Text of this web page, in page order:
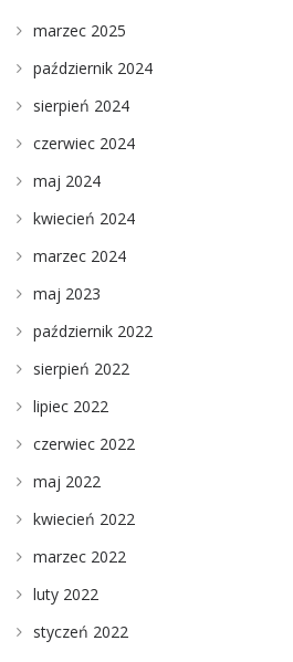
marzec 2025
październik 2024
sierpień 2024
czerwiec 2024
maj 2024
kwiecień 2024
marzec 2024
maj 2023
październik 2022
sierpień 2022
lipiec 2022
czerwiec 2022
maj 2022
kwiecień 2022
marzec 2022
luty 2022
styczeń 2022